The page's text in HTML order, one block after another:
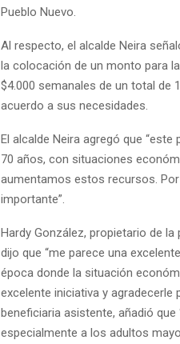
Pueblo Nuevo.
Al respecto, el alcalde Neira
la colocación de un monto para
$4.000 semanales de un total de
acuerdo a sus necesidades.
El alcalde Neira agregó que
70 años, con situaciones
aumentamos estos recursos.
importante”.
Hardy González, propietario de
dijo que “me parece una
época donde la situación
excelente iniciativa y agradecerle
beneficiaria asistente, añadió
especialmente a los adultos